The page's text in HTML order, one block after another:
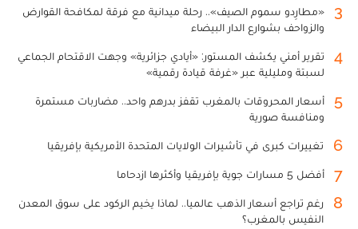
3
«مطارِدو سموم الصيف».. رحلة ميدانية مع فرقة لمكافحة القوارض
والزواحف بشوارع الدار البيضاء
4
تقرير أمني يكشف المستور: «أيادي جزائرية» وجهت الاقتحام الجماعي
لسبتة ومليلية عبر «غرفة قيادة رقمية»
5
أسعار المحروقات بالمغرب تقفز بدرهم واحد.. مضاربات مستمرة
ومنافسة صورية
6 تغييرات كبرى في تأشيرات الولايات المتحدة الأمريكية بإفريقيا
7 أفضل 5 مسارات جوية بإفريقيا وأكثرها ازدحاما
8
رغم تراجع أسعار الذهب عالميا.. لماذا يخيم الركود على سوق المعدن
النفيس بالمغرب؟